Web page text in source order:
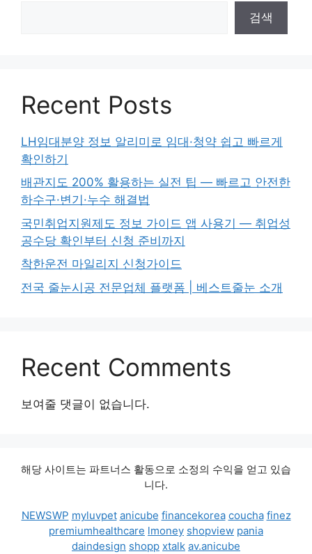
검색
Recent Posts
LH임대분양 정보 알리미로 임대·청약 쉽고 빠르게
확인하기
배관지도 200% 활용하는 실전 팁 — 빠르고 안전한
하수구·변기·누수 해결법
국민취업지원제도 정보 가이드 앱 사용기 — 취업성
공수당 확인부터 신청 준비까지
착한운전 마일리지 신청가이드
전국 줄눈시공 전문업체 플랫폼 | 베스트줄눈 소개
Recent Comments
보여줄 댓글이 없습니다.
해당 사이트는 파트너스 활동으로 소정의 수익을 얻고 있습
니다.
NEWSWP myluvpet anicube financekorea coucha finez
premiumhealthcare lmoney shopview pania
daindesign shopp xtalk av.anicube